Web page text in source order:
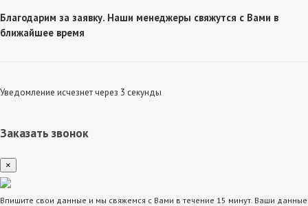
Благодарим за заявку. Наши менеджеры свяжутся с Вами в
ближайшее время
Уведомление исчезнет через 3 секунды
Заказать звонок
×
Впишите свои данные и мы свяжемся с Вами в течение 15 минут. Ваши данные